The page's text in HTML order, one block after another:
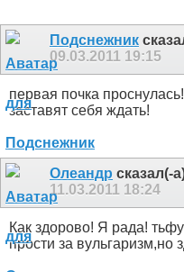
Подснежник
09.03.2011 19:15
первая почка
заставят себя ждать!
Олеандр сказал(-
11.03.2011 18:24
Как здорово! Я рада!
прости за вульгаризм,но